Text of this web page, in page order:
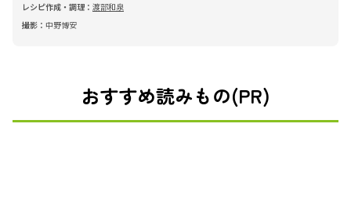
レシピ作成・調理： 渡部和泉
撮影： 中野博安
おすすめ読みもの(PR)